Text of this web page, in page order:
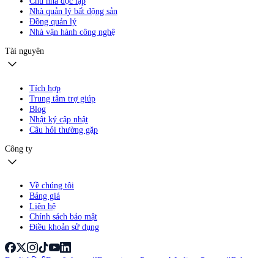
Nhà quản lý bất động sản
Đồng quản lý
Nhà vận hành công nghệ
Tài nguyên
Tích hợp
Trung tâm trợ giúp
Blog
Nhật ký cập nhật
Câu hỏi thường gặp
Công ty
Về chúng tôi
Bảng giá
Liên hệ
Chính sách bảo mật
Điều khoản sử dụng